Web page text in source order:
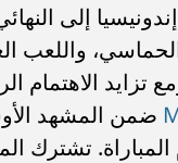
إلى
واللعب
ومع تزايد
ضمن المشهد
تشترك